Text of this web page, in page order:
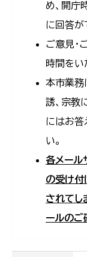
め、開庁
に回答が
ご意見・
時間をい
本市業務
誘、宗教
にはお答
い。
各メール
の受け付
されてし
ールのご